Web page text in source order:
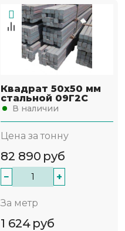
Квадрат 50х50 мм
стальной 09Г2С
В наличии
Цена за тонну
82 890 руб
− +
За метр
1 624 руб